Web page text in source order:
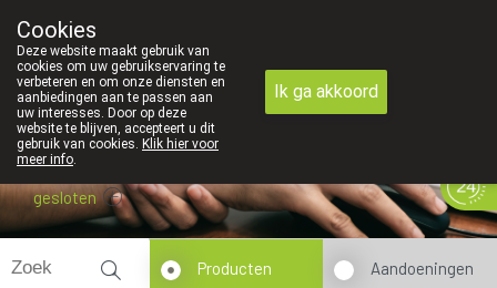
gesloten
Producten Aandoeningen
Cookies
Deze website maakt gebruik van
cookies om uw gebruikservaring te
verbeteren en om onze diensten en
aanbiedingen aan te passen aan
uw interesses. Door op deze
website te blijven, accepteert u dit
gebruik van cookies. Klik hier voor
meer info.
Ik ga akkoord